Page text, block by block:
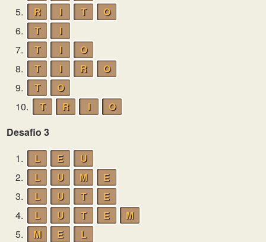
5.
R I T
O
6.
T
I
7.
T I
O
8.
T I R
O
9.
T
O
10.
T R I
O
Desafio 3
1.
L E
U
2.
L U M
E
3.
L U T
E
4.
L U T E
M
5.
M E
L